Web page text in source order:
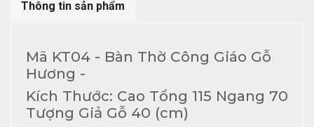
Thông tin sản phẩm
Mã KT04 - Bàn Thờ Công Giáo Gỗ
Hương -
Kích Thước: Cao Tổng 115 Ngang 70
Tượng Giả Gỗ 40 (cm)